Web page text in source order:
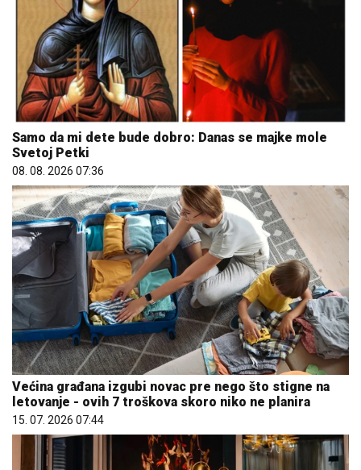
Samo da mi dete bude dobro: Danas se majke mole
Svetoj Petki
08. 08. 2026 07:36
Većina građana izgubi novac pre nego što stigne na
letovanje - ovih 7 troškova skoro niko ne planira
15. 07. 2026 07:44